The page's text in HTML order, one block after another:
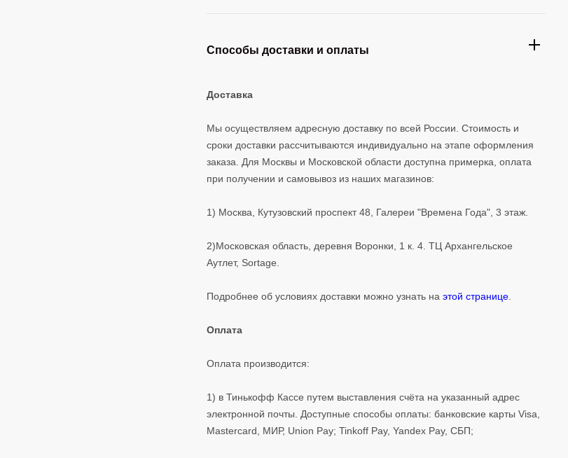
Способы доставки и оплаты
Доставка
Мы осуществляем адресную доставку по всей России. Стоимость и
сроки доставки рассчитываются индивидуально на этапе оформления
заказа. Для Москвы и Московской области доступна примерка, оплата
при получении и самовывоз из наших магазинов:
1) Москва, Кутузовский проспект 48, Галереи "Времена Года", 3 этаж.
2)Московская область, деревня Воронки, 1 к. 4. ТЦ Архангельское
Аутлет, Sortage.
Подробнее об условиях доставки можно узнать наэтой странице
Оплата
Оплата производится:
1) в Тинькофф Кассе путем выставления счёта на указанный адрес
электронной почты. Доступные способы оплаты: банковские карты Visa,
Mastercard, МИР, Union Pay; Tinkoff Pay, Yandex Pay, СБП;